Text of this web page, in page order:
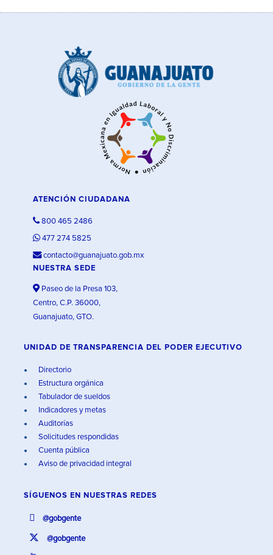
ATENCIÓN CIUDADANA
800 465 2486
477 274 5825
contacto@guanajuato.gob.mx
NUESTRA SEDE
Paseo de la Presa 103,
Centro, C.P. 36000,
Guanajuato, GTO.
UNIDAD DE TRANSPARENCIA DEL PODER EJECUTIVO
Directorio
Estructura orgánica
Tabulador de sueldos
Indicadores y metas
Auditorías
Solicitudes respondidas
Cuenta pública
Aviso de privacidad integral
SÍGUENOS EN NUESTRAS REDES
@gobgente
@gobgente